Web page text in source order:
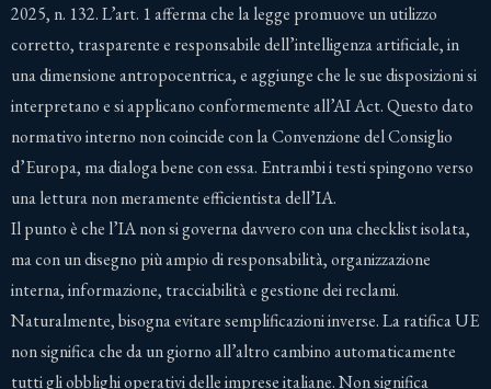
2025, n. 132. L’art. 1 afferma che la legge promuove un utilizzo
corretto, trasparente e responsabile dell’intelligenza artificiale, in
una dimensione antropocentrica, e aggiunge che le sue disposizioni si
interpretano e si applicano conformemente all’AI Act. Questo dato
normativo interno non coincide con la Convenzione del Consiglio
d’Europa, ma dialoga bene con essa. Entrambi i testi spingono verso
una lettura non meramente efficientista dell’IA.
Il punto è che l’IA non si governa davvero con una checklist isolata,
ma con un disegno più ampio di responsabilità, organizzazione
interna, informazione, tracciabilità e gestione dei reclami.
Naturalmente, bisogna evitare semplificazioni inverse. La ratifica UE
non significa che da un giorno all’altro cambino automaticamente
tutti gli obblighi operativi delle imprese italiane. Non significa